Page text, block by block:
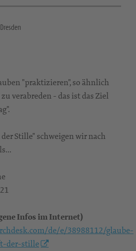
"praktizieren", so ähnlich
verabreden - das ist das Ziel
Stille" schweigen wir nach
Infos im Internet)
de/e/38988112/glaube-
der-stille